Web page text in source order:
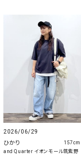
2026/06/29
ひかり
and Quarter イオンモール筑紫野
157cm